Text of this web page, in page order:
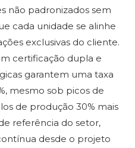
não padronizados sem
cada unidade se alinhe
exclusivas do cliente.
certificação dupla e
garantem uma taxa
mesmo sob picos de
de produção 30% mais
referência do setor,
desde o projeto